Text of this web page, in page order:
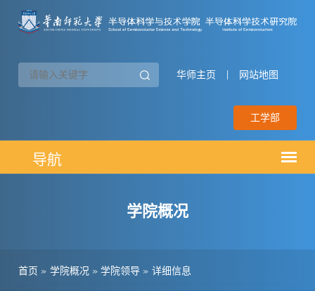
华师主页 网站地图
工学部
学院概况
首页 » 学院概况 »学院领导 » 详细信息